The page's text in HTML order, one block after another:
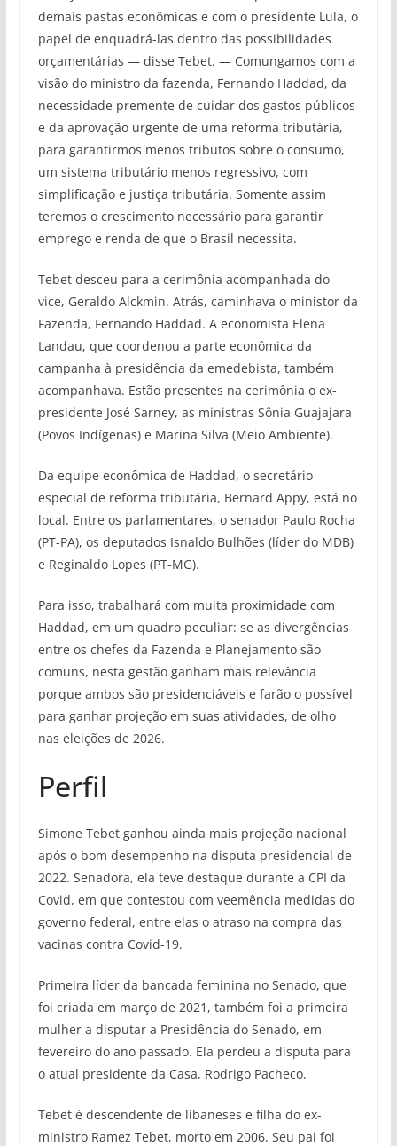
demais pastas econômicas e com o presidente Lula, o
papel de enquadrá-las dentro das possibilidades
orçamentárias — disse Tebet. — Comungamos com a
visão do ministro da fazenda, Fernando Haddad, da
necessidade premente de cuidar dos gastos públicos
e da aprovação urgente de uma reforma tributária,
para garantirmos menos tributos sobre o consumo,
um sistema tributário menos regressivo, com
simplificação e justiça tributária. Somente assim
teremos o crescimento necessário para garantir
emprego e renda de que o Brasil necessita.
Tebet desceu para a cerimônia acompanhada do
vice, Geraldo Alckmin. Atrás, caminhava o ministor da
Fazenda, Fernando Haddad. A economista Elena
Landau, que coordenou a parte econômica da
campanha à presidência da emedebista, também
acompanhava. Estão presentes na cerimônia o ex-
presidente José Sarney, as ministras Sônia Guajajara
(Povos Indígenas) e Marina Silva (Meio Ambiente).
Da equipe econômica de Haddad, o secretário
especial de reforma tributária, Bernard Appy, está no
local. Entre os parlamentares, o senador Paulo Rocha
(PT-PA), os deputados Isnaldo Bulhões (líder do MDB)
e Reginaldo Lopes (PT-MG).
Para isso, trabalhará com muita proximidade com
Haddad, em um quadro peculiar: se as divergências
entre os chefes da Fazenda e Planejamento são
comuns, nesta gestão ganham mais relevância
porque ambos são presidenciáveis e farão o possível
para ganhar projeção em suas atividades, de olho
nas eleições de 2026.
Perfil
Simone Tebet ganhou ainda mais projeção nacional
após o bom desempenho na disputa presidencial de
2022. Senadora, ela teve destaque durante a CPI da
Covid, em que contestou com veemência medidas do
governo federal, entre elas o atraso na compra das
vacinas contra Covid-19.
Primeira líder da bancada feminina no Senado, que
foi criada em março de 2021, também foi a primeira
mulher a disputar a Presidência do Senado, em
fevereiro do ano passado. Ela perdeu a disputa para
o atual presidente da Casa, Rodrigo Pacheco.
Tebet é descendente de libaneses e filha do ex-
ministro Ramez Tebet, morto em 2006. Seu pai foi